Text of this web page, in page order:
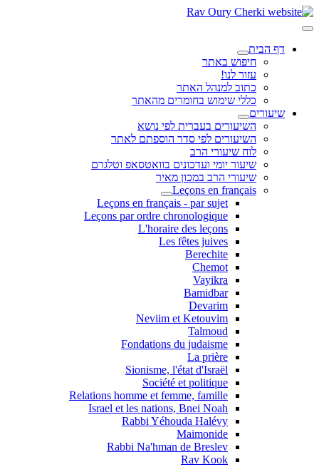
דף הבית
חיפוש באתר
עזור לנו!
כתוב למנהל האתר
כללי שימוש בחומרים מהאתר
שיעורים
השיעורים בעברית לפי נושא
השיעורים לפי סדר הוספתם לאתר
לוח שיעורי הרב
שיעור יומי ועדכונים בוואטסאפ וטלגרם
שיעורי הרב במכון מאיר
Leçons en français
Leçons en français - par sujet
Leçons par ordre chronologique
L'horaire des leçons
Les fêtes juives
Berechite
Chemot
Vayikra
Bamidbar
Devarim
Neviim et Ketouvim
Talmoud
Fondations du judaisme
La prière
Sionisme, l'état d'Israël
Société et politique
Relations homme et femme, famille
Israel et les nations, Bnei Noah
Rabbi Yéhouda Halévy
Maimonide
Rabbi Na'hman de Breslev
Rav Kook